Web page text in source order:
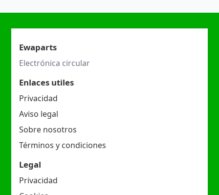
Ewaparts
Electrónica circular
Enlaces utiles
Privacidad
Aviso legal
Sobre nosotros
Términos y condiciones
Legal
Privacidad